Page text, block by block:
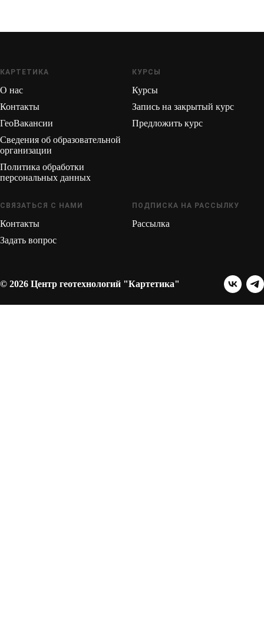
КАРТЕТИКА
О нас
Контакты
ГеоВакансии
Сведения об образовательной
организации
Политика обработки
персональных данных
КУРСЫ
Курсы
Запись на закрытый курс
Предложить курс
СВЯЗАТЬСЯ С НАМИ
Контакты
Задать вопрос
ПОДПИСКА НА РАССЫЛКУ
Рассылка
© 2026 Центр геотехнологий "Картетика"